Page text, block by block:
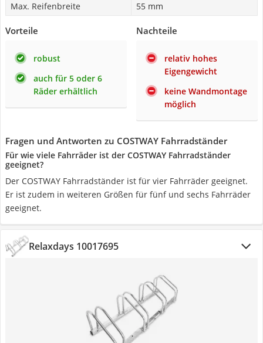
Max. Reifenbreite 55 mm
Vorteile
robust
auch für 5 oder 6
Räder erhältlich
Nachteile
relativ hohes
Eigengewicht
keine Wandmontage
möglich
Fragen und Antworten zu COSTWAY Fahrradständer
Für wie viele Fahrräder ist der COSTWAY Fahrradständer
geeignet?
Der COSTWAY Fahrradständer ist für vier Fahrräder geeignet.
Er ist zudem in weiteren Größen für fünf und sechs Fahrräder
geeignet.
Relaxdays 10017695